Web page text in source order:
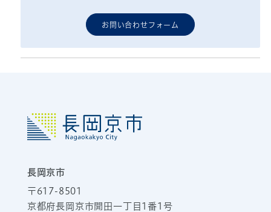
お問い合わせフォーム
長岡京市
〒617-8501
京都府長岡京市開田一丁目1番1号